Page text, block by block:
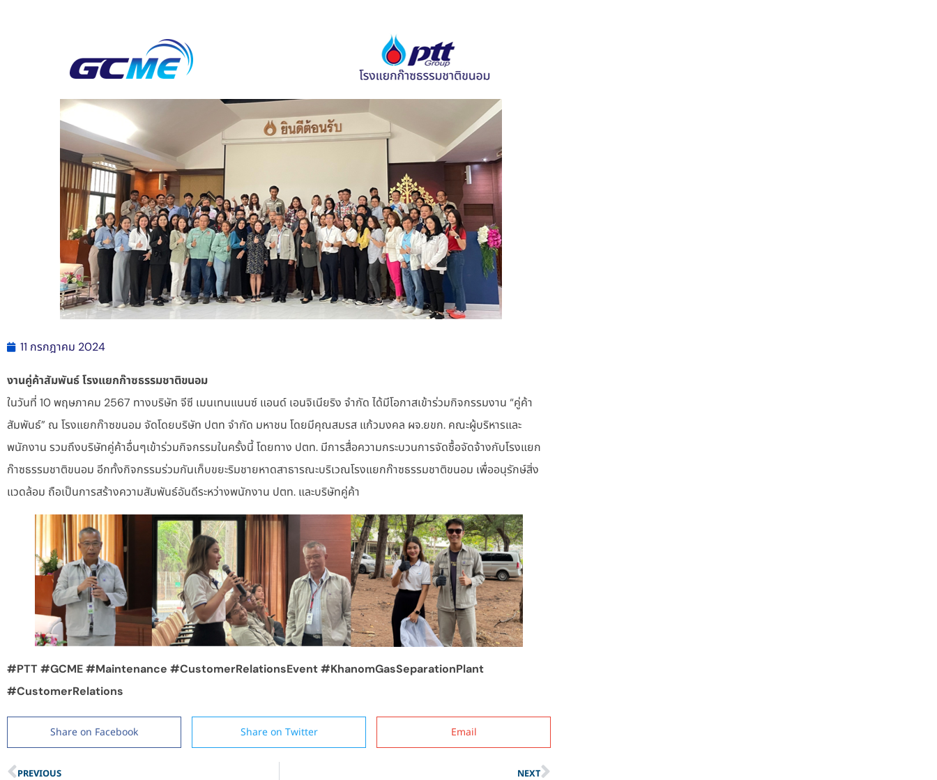
11 กรกฎาคม 2024
งานคู่ค้าสัมพันธ์ โรงแยกก๊าซธรรมชาติขนอม
ในวันที่ 10 พฤษภาคม 2567 ทางบริษัท จีซี เมนเทนแนนซ์ แอนด์ เอนจิเนียริง จำกัด ได้มีโอกาสเข้าร่วมกิจกรรมงาน “คู่ค้า
สัมพันธ์” ณ โรงแยกก๊าซขนอม จัดโดยบริษัท ปตท จำกัด มหาชน โดยมีคุณสมรส แก้วมงคล ผจ.ยขก. คณะผู้บริหารและ
พนักงาน รวมถึงบริษัทคู่ค้าอื่นๆเข้าร่วมกิจกรรมในครั้งนี้ โดยทาง ปตท. มีการสื่อความกระบวนการจัดซื้อจัดจ้างกับโรงแยก
ก๊าซธรรมชาติขนอม อีกทั้งกิจกรรมร่วมกันเก็บขยะริมชายหาดสาธารณะบริเวณโรงแยกก๊าซธรรมชาติขนอม เพื่ออนุรักษ์สิ่ง
แวดล้อม ถือเป็นการสร้างความสัมพันธ์อันดีระหว่างพนักงาน ปตท. และบริษัทคู่ค้า
#PTT #GCME #Maintenance #CustomerRelationsEvent #KhanomGasSeparationPlant
#CustomerRelations
Share on Facebook Share on Twitter Email
PREVIOUS NEXT